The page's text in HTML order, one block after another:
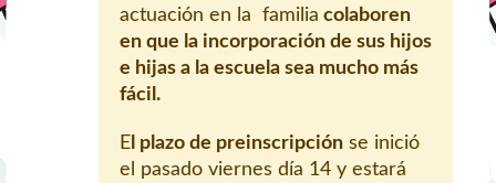
actuación en la familia colaboren
en que la incorporación de sus hijos
e hijas a la escuela sea mucho más
fácil.
E l plazo de preinscripción se inició
el pasado viernes día 14 y estará